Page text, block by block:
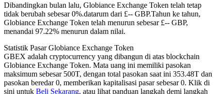
Kontrak berjangka menggunakan USDC sebagai jaminannya
Dibandingkan bulan lalu, Globiance Exchange Token telah tetap
tidak berubah sebesar 0%.datarum dari £-- GBP.Tahun ke tahun,
Globiance Exchange Token telah menurun sebesar £-- GBP,
menandai 97.22% menurun dalam nilai.
Statistik Pasar Globiance Exchange Token
GBEX adalah cryptocurrency yang dibangun di atas blockchain
Globiance Exchange Token. Mata uang ini memiliki pasokan
maksimum sebesar 500T, dengan total pasokan saat ini 353.48T dan
pasokan beredar 0, memberikan kapitalisasi pasar sebesar 0. Klik di
sini untuk Beli Sekarang, atau lihat panduan langkah demi langkah